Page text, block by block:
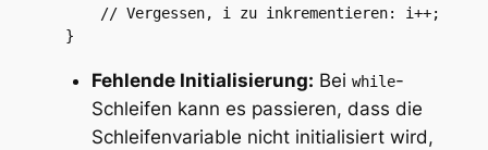
  }
Fehlende Initialisierung: Bei while-
Schleifen kann es passieren, dass die
Schleifenvariable nicht initialisiert wird,